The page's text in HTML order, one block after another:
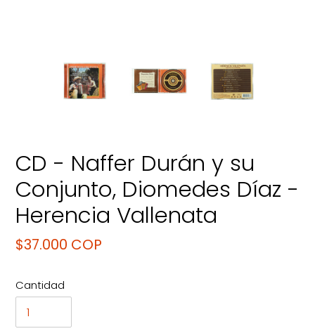
CD - Naffer Durán y su
Conjunto, Diomedes Díaz -
Herencia Vallenata
Precio
$37.000 COP
Cantidad